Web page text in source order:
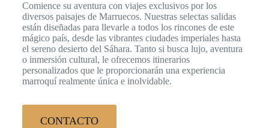
Comience su aventura con viajes exclusivos por los
diversos paisajes de Marruecos. Nuestras selectas salidas
están diseñadas para llevarle a todos los rincones de este
mágico país, desde las vibrantes ciudades imperiales hasta
el sereno desierto del Sáhara. Tanto si busca lujo, aventura
o inmersión cultural, le ofrecemos itinerarios
personalizados que le proporcionarán una experiencia
marroquí realmente única e inolvidable.
CONTACTO